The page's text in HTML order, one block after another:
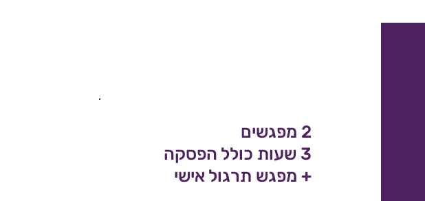
2 מפגשים
3 שעות כולל הפסקה
+ מפגש תרגול אישי